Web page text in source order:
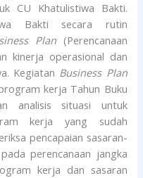
CU Khatulistiwa Bakti.
Bakti secara rutin
Plan(Perencanaan
kinerja operasional dan
Kegiatan Business Plan
kerja Tahun Buku
analisis situasi untuk
kerja yang sudah
pencapaian sasaran-
perencanaan jangka
kerja dan sasaran